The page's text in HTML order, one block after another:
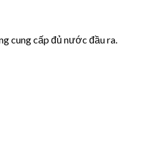
cung cấp đủ nước đầu ra.